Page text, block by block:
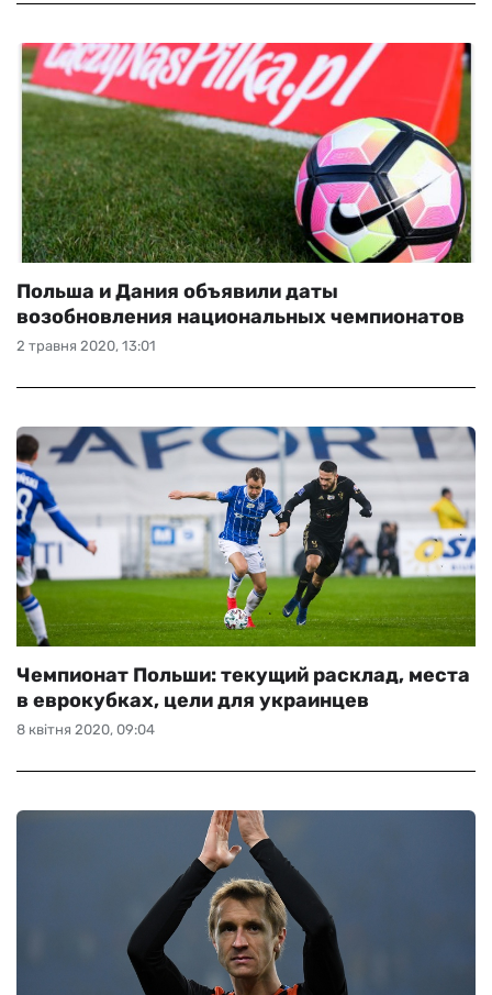
2 травня 2020, 13:01
Польша и Дания объявили даты
возобновления национальных чемпионатов
8 квітня 2020, 09:04
Чемпионат Польши: текущий расклад, места
в еврокубках, цели для украинцев